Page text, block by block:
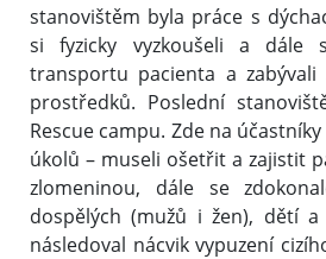
stanovištěm byla práce s
si fyzicky vyzkoušeli a dále
transportu pacienta a zabývali
prostředků. Poslední
Rescue campu. Zde na
úkolů – museli ošetřit a zajistit
zlomeninou, dále se
dospělých (mužů i žen), dětí
následoval nácvik vypuzení